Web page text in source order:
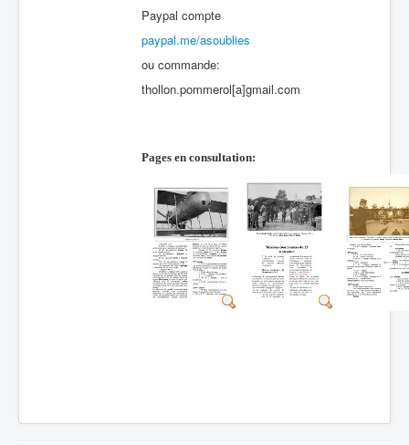
Paypal compte
paypal.me/asoublies
ou commande:
thollon.pommerol[a]gmail.com
Pages en consultation: